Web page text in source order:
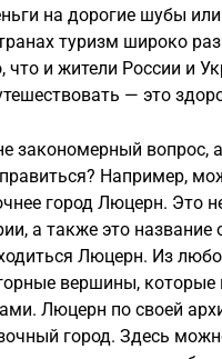
на дорогие шубы
туризм широко
что и жители России и
— это
закономерный вопрос,
Например,
город Люцерн. Это
а также это название
Люцерн. Из
вершины,
Люцерн по своей
город. Здесь